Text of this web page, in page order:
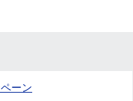
ーン